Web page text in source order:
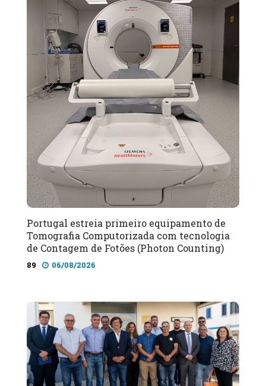
Portugal estreia primeiro equipamento de
Tomografia Computorizada com tecnologia
de Contagem de Fotões (Photon Counting)
89 06/08/2026